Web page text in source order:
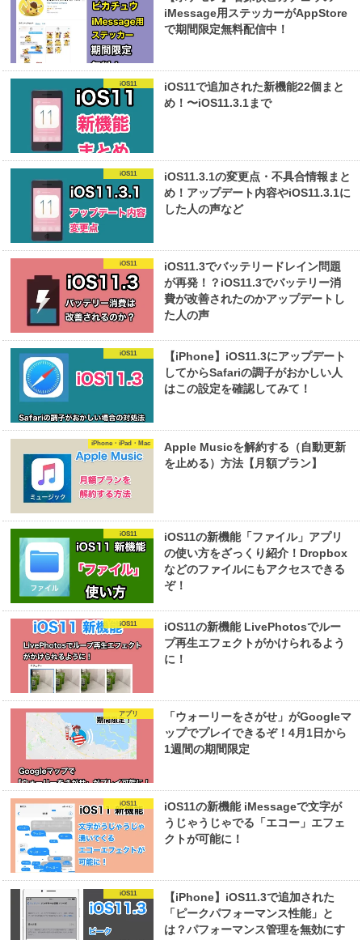
iMessage用ステッカーがAppStore
で期間限定無料配信中！
iOS11
iOS11で追加された新機能22個まと
め！〜iOS11.3.1まで
iOS11
iOS11.3.1の変更点・不具合情報まと
め！アップデート内容やiOS11.3.1に
した人の声など
iOS11
iOS11.3でバッテリードレイン問題
が再発！？iOS11.3でバッテリー消
費が改善されたのかアップデートし
た人の声
iOS11
【iPhone】iOS11.3にアップデート
してからSafariの調子がおかしい人
はこの設定を確認してみて！
iPhone・iPad・Mac
Apple Musicを解約する（自動更新
を止める）方法【月額プラン】
iOS11
iOS11の新機能「ファイル」アプリ
の使い方をざっくり紹介！Dropbox
などのファイルにもアクセスできる
ぞ！
iOS11
iOS11の新機能 LivePhotosでルー
プ再生エフェクトがかけられるよう
に！
アプリ
「ウォーリーをさがせ」がGoogleマ
ップでプレイできるぞ！4月1日から
1週間の期間限定
iOS11
iOS11の新機能 iMessageで文字が
うじゃうじゃでる「エコー」エフェ
クトが可能に！
iOS11
【iPhone】iOS11.3で追加された
「ピークパフォーマンス性能」と
は？パフォーマンス管理を無効にす